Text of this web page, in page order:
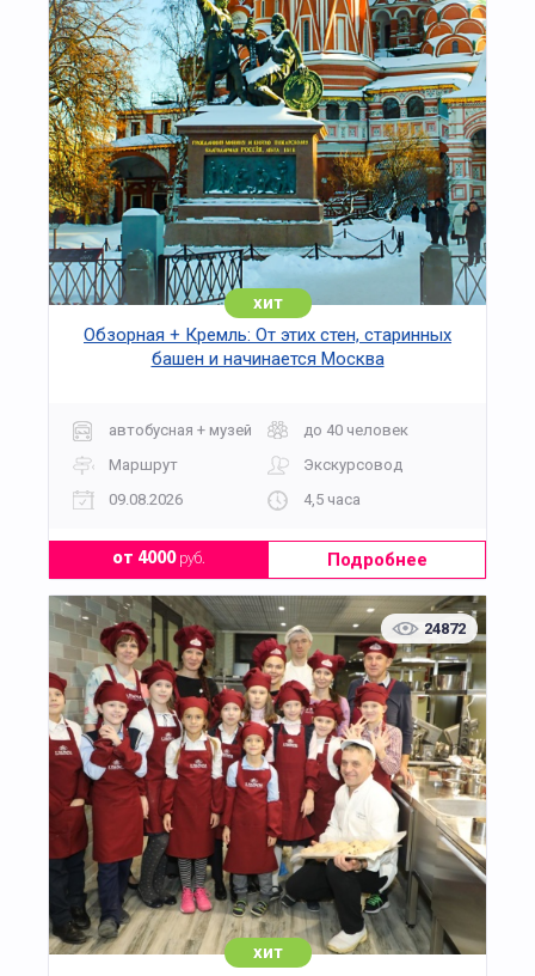
библиотеки: от Парадной лестницы и
Мраморного зала до легендарного читального
зала имени Ленина, где работали выдающиеся
писатели, учёные и государственные деятели.
Особое внимание уделяется истории
формирования фондов, роли библиотеки в
сохранении культурного наследия страны и
работе специалистов по реставрации и
оцифровке редких документов.
В заключительной части программы посетители
увидят внутренние хранилища, современные
автоматизированные системы выдачи книг и
узнают, как библиотека адаптируется к
цифровой эпохе. Экскурсия позволяет оценить
масштаб и значение РГБ и понять, почему это
Москвы, объединяющим прошлое и будущее
российской науки и культуры.
хит
Обзорная + Кремль: От этих стен, старинных
башен и начинается Москва
автобусная + музей
до 40 человек
Маршрут
Экскурсовод
09.08.2026
4,5 часа
от 4000руб. Подробнее
24872
хит